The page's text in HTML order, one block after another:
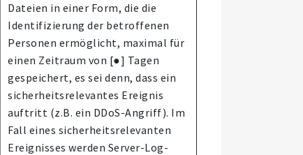
Dateien in einer Form, die die
Identifizierung der betroffenen
Personen ermöglicht, maximal für
einen Zeitraum von [●] Tagen
gespeichert, es sei denn, dass ein
sicherheitsrelevantes Ereignis
auftritt (z.B. ein DDoS-Angriff). Im
Fall eines sicherheitsrelevanten
Ereignisses werden Server-Log-